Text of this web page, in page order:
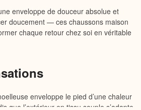
enveloppe de douceur absolue et
doucement — ces chaussons maison
chaque retour chez soi en véritable
enveloppe le pied d’une chaleur
que l’extérieur en tissu souple s’adapte